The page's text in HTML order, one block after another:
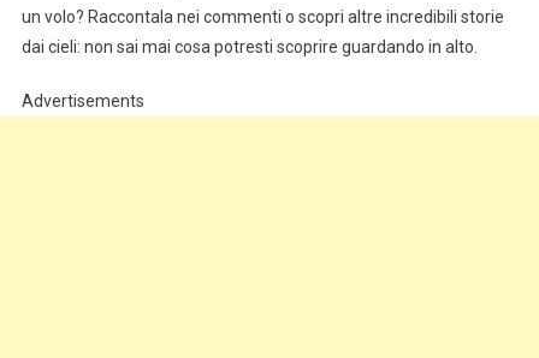
un volo? Raccontala nei commenti o scopri altre incredibili storie
dai cieli: non sai mai cosa potresti scoprire guardando in alto.
Advertisements